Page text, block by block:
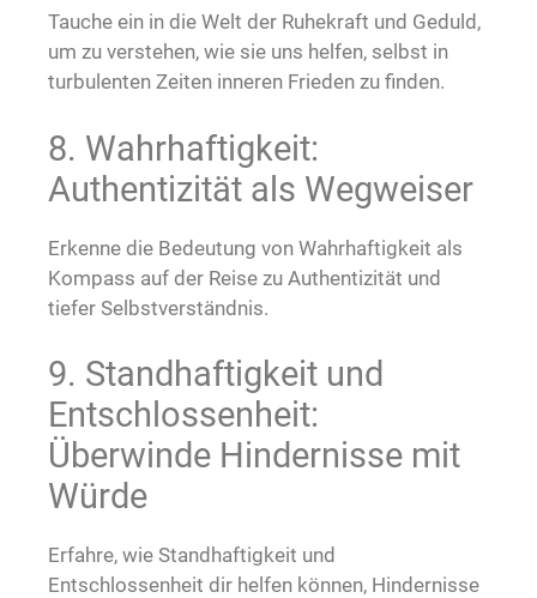
Tauche ein in die Welt der Ruhekraft und Geduld,
um zu verstehen, wie sie uns helfen, selbst in
turbulenten Zeiten inneren Frieden zu finden.
8. Wahrhaftigkeit:
Authentizität als Wegweiser
Erkenne die Bedeutung von Wahrhaftigkeit als
Kompass auf der Reise zu Authentizität und
tiefer Selbstverständnis.
9. Standhaftigkeit und
Entschlossenheit:
Überwinde Hindernisse mit
Würde
Erfahre, wie Standhaftigkeit und
Entschlossenheit dir helfen können, Hindernisse